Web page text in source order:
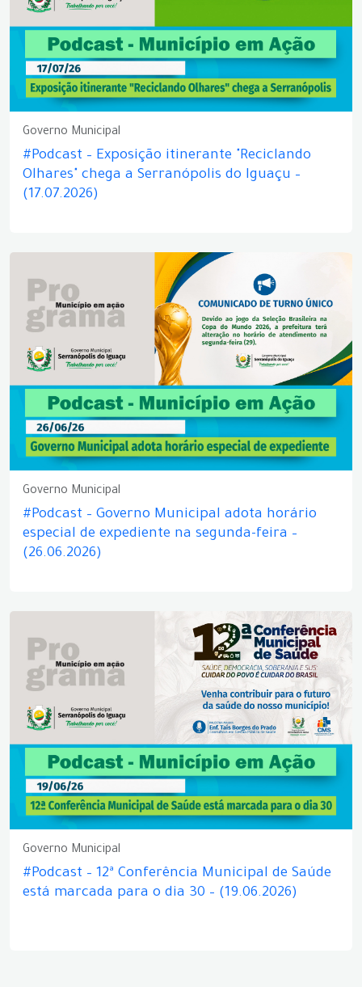
Governo Municipal
#Podcast – Exposição itinerante "Reciclando
Olhares" chega a Serranópolis do Iguaçu –
(17.07.2026)
Governo Municipal
#Podcast – Governo Municipal adota horário
especial de expediente na segunda-feira –
(26.06.2026)
Governo Municipal
#Podcast – 12ª Conferência Municipal de Saúde
está marcada para o dia 30 – (19.06.2026)